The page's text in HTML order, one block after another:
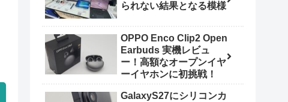
られない結果となる模様
OPPO Enco Clip2 Open
Earbuds 実機レビュ
ー！高額なオープンイヤ
ーイヤホンに初挑戦！
GalaxyS27にシリコンカ